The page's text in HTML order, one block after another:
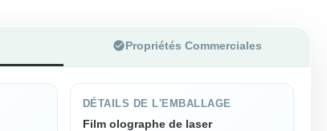
Propriétés Commerciales
DÉTAILS DE L'EMBALLAGE
Film olographe de laser